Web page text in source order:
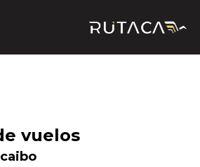
vuelos